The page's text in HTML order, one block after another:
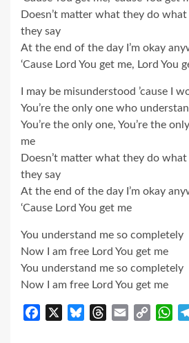
Doesn’t matter what they do
they say
At the end of the day I’m okay
‘Cause Lord You get me, Lord You
I may be misunderstood ’cause I
You’re the only one who
You’re the only one, You’re the
me
Doesn’t matter what they do
they say
At the end of the day I’m okay
‘Cause Lord You get me
You understand me so completely
Now I am free Lord You get me
You understand me so completely
Now I am free Lord You get me
Facebook BlueskyThreads
Email
Copy